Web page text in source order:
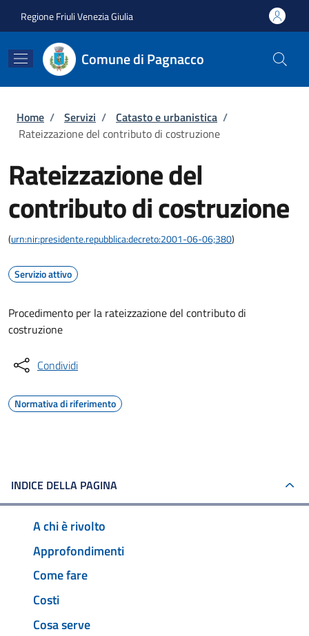
Regione Friuli Venezia Giulia
Comune di Pagnacco
Briciole di pane
Home / Servizi / Catasto e urbanistica /
Rateizzazione del contributo di costruzione
Rateizzazione del
contributo di costruzione
(urn:nir:presidente.repubblica:decreto:2001-06-06;380)
Servizio attivo
Procedimento per la rateizzazione del contributo di
costruzione
Condividi
Normativa di riferimento
INDICE DELLA PAGINA
A chi è rivolto
Approfondimenti
Come fare
Costi
Cosa serve